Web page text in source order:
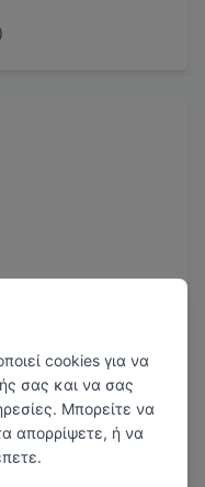
cookies για να
σας και να σας
Μπορείτε να
απορρίψετε, ή να